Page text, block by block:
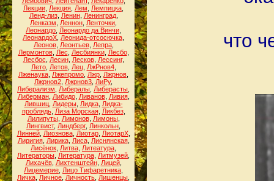
Лекции Лекция Лем Лемпицка
Ленд-лиз, Ленин, Ленинград,
Ленказм
Леннон Ленточки
Леонардо Леонардо да Винчи
ЛеонардоХ Леонида-отсосючка
Леонов, Леонтьев, Лепра,
Лермонтов, Лес Лесбиянки, Лесбо,
Лесбос
Лесин, Лесков, Лессинг,
Лето, Летов, Лец, ЛжРнов4,
Лженаука Лжепромо Лжр Лжрнов
Лжрнов2 Лжрнов3 ЛиРу,
Либерализм
Либералы Либерасты
Либерман, Либидо, Ливанов, Ливия,
Лившиц, Лидеры, Лидка, Лидка-
проблядь, Лиза Морская, Ликбез,
Лилипуты, Лимонов, Лимоны,
Лингвист, Линдберг, Линкольн
Линней, Лиознова, Лиотар, ЛиотарХ,
Лиригия, Лирика, Лиса, Лиснянская,
Лисёнок Литва Литеатура
Литераторы Литература Литмузей
Лихачёв, Лихтенштейн, Лицей,
Лицемерие Лицо Тифаретника
Личка Личное Личность Лишенцы
что